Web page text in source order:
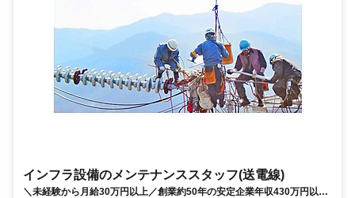
インフラ設備のメンテナンススタッフ(送電線)
＼未経験から月給30万円以上／創業約50年の安定企業年収430万円以上